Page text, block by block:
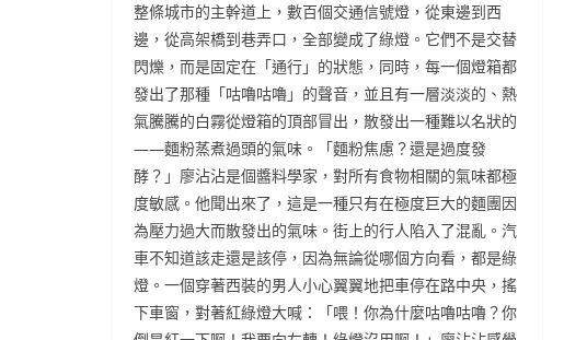
整條城市的主幹道上，數百個交通信號燈，從東邊到西
邊，從高架橋到巷弄口，全部變成了綠燈。它們不是交替
閃爍，而是固定在「通行」的狀態，同時，每一個燈箱都
發出了那種「咕嚕咕嚕」的聲音，並且有一層淡淡的、熱
氣騰騰的白霧從燈箱的頂部冒出，散發出一種難以名狀的
——麵粉蒸煮過頭的氣味。「麵粉焦慮？還是過度發
酵？」廖沾沾是個醬料學家，對所有食物相關的氣味都極
度敏感。他聞出來了，這是一種只有在極度巨大的麵團因
為壓力過大而散發出的氣味。街上的行人陷入了混亂。汽
車不知道該走還是該停，因為無論從哪個方向看，都是綠
燈。一個穿著西裝的男人小心翼翼地把車停在路中央，搖
下車窗，對著紅綠燈大喊：「喂！你為什麼咕嚕咕嚕？你